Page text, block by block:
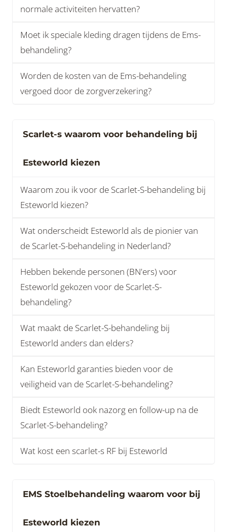
normale activiteiten hervatten?
Moet ik speciale kleding dragen tijdens de Ems-
behandeling?
Worden de kosten van de Ems-behandeling
vergoed door de zorgverzekering?
Scarlet-s waarom voor behandeling bij
Esteworld kiezen
Waarom zou ik voor de Scarlet-S-behandeling bij
Esteworld kiezen?
Wat onderscheidt Esteworld als de pionier van
de Scarlet-S-behandeling in Nederland?
Hebben bekende personen (BN'ers) voor
Esteworld gekozen voor de Scarlet-S-
behandeling?
Wat maakt de Scarlet-S-behandeling bij
Esteworld anders dan elders?
Kan Esteworld garanties bieden voor de
veiligheid van de Scarlet-S-behandeling?
Biedt Esteworld ook nazorg en follow-up na de
Scarlet-S-behandeling?
Wat kost een scarlet-s RF bij Esteworld
EMS Stoelbehandeling waarom voor bij
Esteworld kiezen